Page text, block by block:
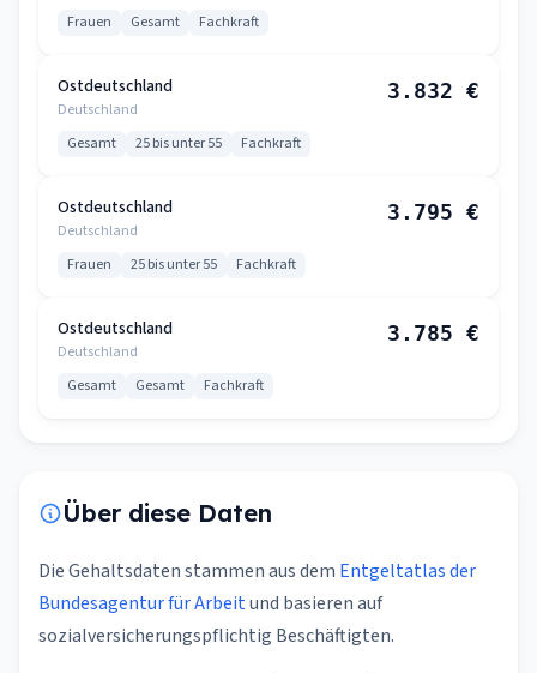
Frauen Gesamt Fachkraft
Ostdeutschland
Deutschland
3.832 €
Gesamt 25 bis unter 55 Fachkraft
Ostdeutschland
Deutschland
3.795 €
Frauen 25 bis unter 55 Fachkraft
Ostdeutschland
Deutschland
3.785 €
Gesamt Gesamt Fachkraft
Über diese Daten
Die Gehaltsdaten stammen aus dem Entgeltatlas der
Bundesagentur für Arbeitund basieren auf
sozialversicherungspflichtig Beschäftigten.